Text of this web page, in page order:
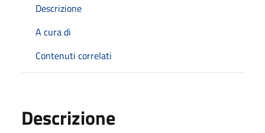
Descrizione
A cura di
Contenuti correlati
Descrizione